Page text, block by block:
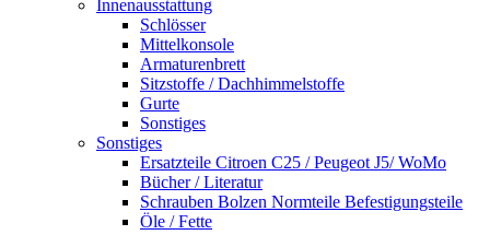
Innenausstattung
Schlösser
Mittelkonsole
Armaturenbrett
Sitzstoffe / Dachhimmelstoffe
Gurte
Sonstiges
Sonstiges
Ersatzteile Citroen C25 / Peugeot J5/ WoMo
Bücher / Literatur
Schrauben Bolzen Normteile Befestigungsteile
Öle / Fette